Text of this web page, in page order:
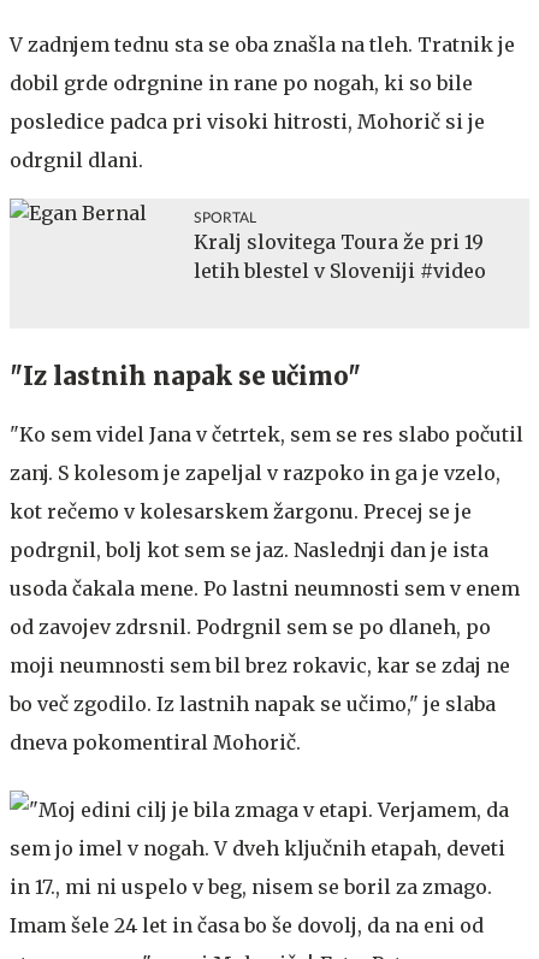
V zadnjem tednu sta se oba znašla na tleh. Tratnik je
dobil grde odrgnine in rane po nogah, ki so bile
posledice padca pri visoki hitrosti, Mohorič si je
odrgnil dlani.
SPORTAL
Kralj slovitega Toura že pri 19
letih blestel v Sloveniji #video
"Iz lastnih napak se učimo"
"Ko sem videl Jana v četrtek, sem se res slabo počutil
zanj. S kolesom je zapeljal v razpoko in ga je vzelo,
kot rečemo v kolesarskem žargonu. Precej se je
podrgnil, bolj kot sem se jaz. Naslednji dan je ista
usoda čakala mene. Po lastni neumnosti sem v enem
od zavojev zdrsnil. Podrgnil sem se po dlaneh, po
moji neumnosti sem bil brez rokavic, kar se zdaj ne
bo več zgodilo. Iz lastnih napak se učimo," je slaba
dneva pokomentiral Mohorič.